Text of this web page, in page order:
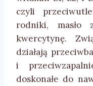
czyli
rodniki, masło
kwercytynę.
działają
i
doskonałe do